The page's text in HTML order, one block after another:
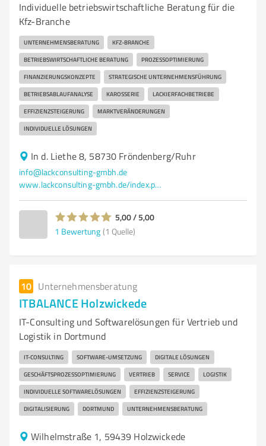
Individuelle betriebswirtschaftliche Beratung für die
Kfz-Branche
UNTERNEHMENSBERATUNG KFZ-BRANCHE
BETRIEBSWIRTSCHAFTLICHE BERATUNG PROZESSOPTIMIERUNG
FINANZIERUNGSKONZEPTE STRATEGISCHE UNTERNEHMENSFÜHRUNG
BETRIEBSABLAUFANALYSE KAROSSERIE LACKIERFACHBETRIEBE
EFFIZIENZSTEIGERUNG MARKTVERÄNDERUNGEN
INDIVIDUELLE LÖSUNGEN
In d. Liethe 8, 58730 Fröndenberg/Ruhr
info@lackconsulting-gmbh.de
www.lackconsulting-gmbh.de/index.php?id=2
5,00 / 5,00
1 Bewertung (1 Quelle)
10 Unternehmensberatung
ITBALANCE Holzwickede
IT-Consulting und Softwarelösungen für Vertrieb und
Logistik in Dortmund
IT-CONSULTING SOFTWARE-UMSETZUNG DIGITALE LÖSUNGEN
GESCHÄFTSPROZESSOPTIMIERUNG VERTRIEB SERVICE LOGISTIK
INDIVIDUELLE SOFTWARELÖSUNGEN EFFIZIENZSTEIGERUNG
DIGITALISIERUNG DORTMUND UNTERNEHMENSBERATUNG
Wilhelmstraße 1, 59439 Holzwickede